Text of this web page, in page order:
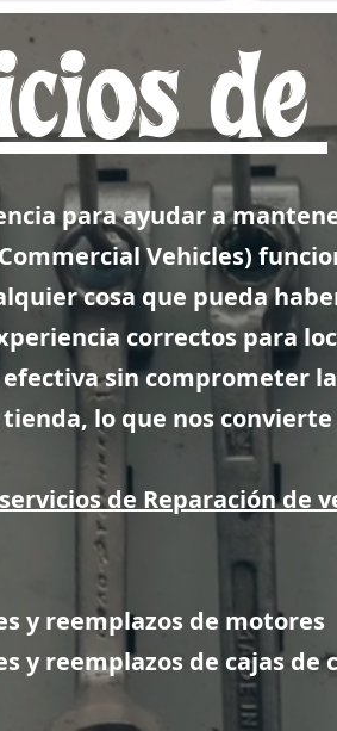
para ayudar a
Vehicles)
cosa que pueda
correctos para
sin comprometer
lo que nos
de Reparación de
y reemplazos de motores
y reemplazos de cajas de